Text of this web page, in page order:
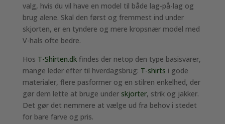
valg, hvis du vil have en model til både lag-på-lag og
brug alene. Skal den først og fremmest ind under
skjorten, er en tyndere og mere kropsnær model med
V-hals ofte bedre.
Hos T-Shirten.dkfindes der netop den type basisvarer,
mange leder efter til hverdagsbrug: T-shirts i gode
materialer, flere pasformer og en stilren enkelhed, der
gør dem lette at bruge under skjorter, strik og jakker.
Det gør det nemmere at vælge ud fra behov i stedet
for bare farve og pris.